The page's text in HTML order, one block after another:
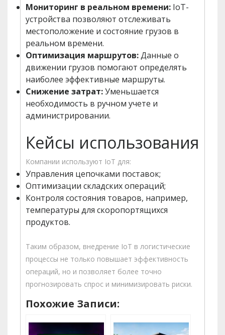
Мониторинг в реальном времени: IoT-
устройства позволяют отслеживать
местоположение и состояние грузов в
реальном времени.
Оптимизация маршрутов:Данные о
движении грузов помогают определять
наиболее эффективные маршруты.
Снижение затрат:Уменьшается
необходимость в ручном учете и
администрировании.
Кейсы использования
Компании используют IoT для:
Управления цепочками поставок;
Оптимизации складских операций;
Контроля состояния товаров, например,
температуры для скоропортящихся
продуктов.
Таким образом, внедрение IoT в логистические
процессы не только повышает эффективность
операций, но и позволяет более точно
прогнозировать спрос и минимизировать риски.
Похожие Записи: